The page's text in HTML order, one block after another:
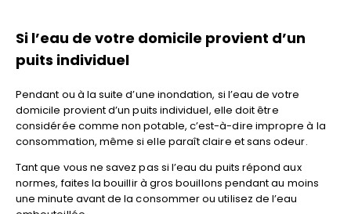
Si l’eau de votre domicile provient d’un
puits individuel
Pendant ou à la suite d’une inondation, si l’eau de votre
domicile provient d’un puits individuel, elle doit être
considérée comme non potable, c’est-à-dire impropre à la
consommation, même si elle paraît claire et sans odeur.
Tant que vous ne savez pas si l’eau du puits répond aux
normes, faites la bouillir à gros bouillons pendant au moins
une minute avant de la consommer ou utilisez de l’eau